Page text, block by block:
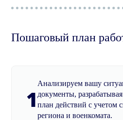
Пошаговый план
1
Анализируем вашу
документы,
план действий с учетом
региона и военкомата.